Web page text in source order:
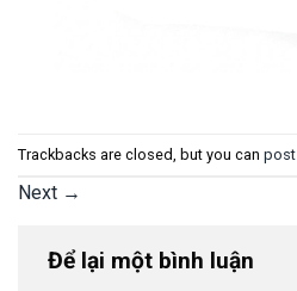
Trackbacks are closed, but you can post
Next →
Để lại một bình luận